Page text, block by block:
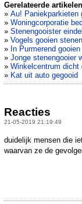
Gerelateerde artikelen
» Au! Paniekparkieten
» Woningcorporatie
» Stenengooister
» Vogels gooien
» In Purmerend
» Jonge stenengooier
» Winkelcentrum dicht
» Kat uit auto gegooid
Reacties
21-05-2019 21:19:49
duidelijk mensen die
waarvan ze de